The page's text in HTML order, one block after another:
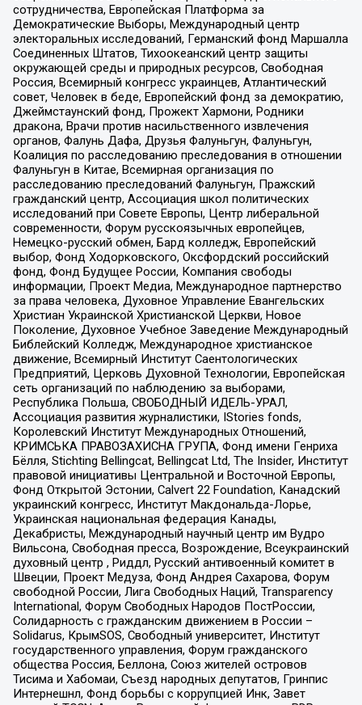
сотрудничества, Европейская Платформа за
Демократические Выборы, Международный центр
электоральных исследований, Германский фонд Маршалла
Соединенных Штатов, Тихоокеанский центр защиты
окружающей среды и природных ресурсов, Свободная
Россия, Всемирный конгресс украинцев, Атлантический
совет, Человек в беде, Европейский фонд за демократию,
Джеймстаунский фонд, Прожект Хармони, Родники
дракона, Врачи против насильственного извлечения
органов, Фалунь Дафа, Друзья Фалуньгун, Фалуньгун,
Коалиция по расследованию преследования в отношении
Фалуньгун в Китае, Всемирная организация по
расследованию преследований Фалуньгун, Пражский
гражданский центр, Ассоциация школ политических
исследований при Совете Европы, Центр либеральной
современности, Форум русскоязычных европейцев,
Немецко-русский обмен, Бард колледж, Европейский
выбор, Фонд Ходорковского, Оксфордский российский
фонд, Фонд Будущее России, Компания свободы
информации, Проект Медиа, Международное партнерство
за права человека, Духовное Управление Евангельских
Христиан Украинской Христианской Церкви, Новое
Поколение, Духовное Учебное Заведение Международный
Библейский Колледж, Международное христианское
движение, Всемирный Институт Саентологических
Предприятий, Церковь Духовной Технологии, Европейская
сеть организаций по наблюдению за выборами,
Республика Польша, СВОБОДНЫЙ ИДЕЛЬ-УРАЛ,
Ассоциация развития журналистики, IStories fonds,
Королевский Институт Международных Отношений,
КРИМСЬКА ПРАВОЗАХИСНА ГРУПА, Фонд имени Генриха
Бёлля, Stichting Bellingcat, Bellingcat Ltd, The Insider, Институт
правовой инициативы Центральной и Восточной Европы,
Фонд Открытой Эстонии, Calvert 22 Foundation, Канадский
украинский конгресс, Институт Макдональда-Лорье,
Украинская национальная федерация Канады,
Декабристы, Международный научный центр им Вудро
Вильсона, Свободная пресса, Возрождение, Всеукраинский
духовный центр , Риддл, Русский антивоенный комитет в
Швеции, Проект Медуза, Фонд Андрея Сахарова, Форум
свободной России, Лига Свободных Наций, Transparеncy
International, Форум Свободных Народов ПостРоссии,
Солидарность с гражданским движением в России –
Solidarus, КрымSOS, Свободный университет, Институт
государственного управления, Форум гражданского
общества Россия, Беллона, Союз жителей островов
Тисима и Хабомаи, Съезд народных депутатов, Гринпис
Интернешнл, Фонд борьбы с коррупцией Инк, Завет